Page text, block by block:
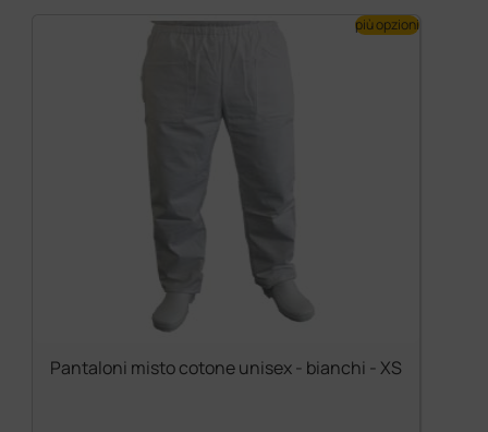
Pantaloni misto cotone unisex - bianchi - XS
più opzioni